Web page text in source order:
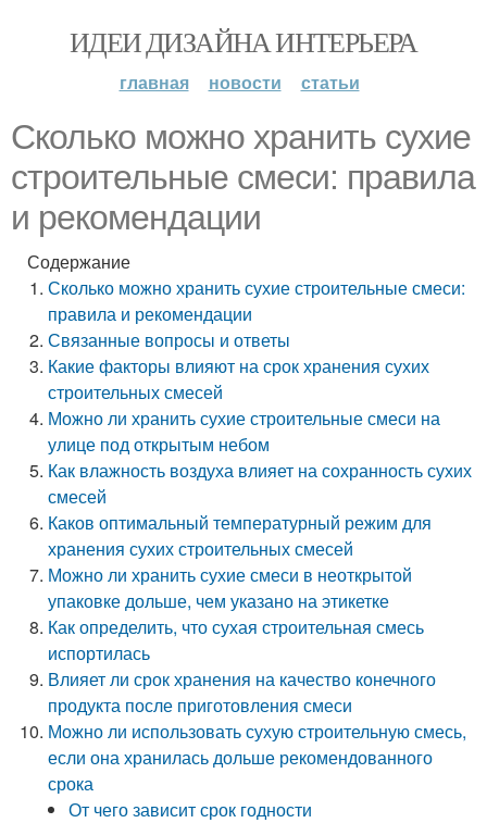
ИДЕИ ДИЗАЙНА ИНТЕРЬЕРА
главная новости статьи
Сколько можно хранить сухие
строительные смеси: правила
и рекомендации
Содержание
Сколько можно хранить сухие строительные смеси:
правила и рекомендации
Связанные вопросы и ответы
Какие факторы влияют на срок хранения сухих
строительных смесей
Можно ли хранить сухие строительные смеси на
улице под открытым небом
Как влажность воздуха влияет на сохранность сухих
смесей
Каков оптимальный температурный режим для
хранения сухих строительных смесей
Можно ли хранить сухие смеси в неоткрытой
упаковке дольше, чем указано на этикетке
Как определить, что сухая строительная смесь
испортилась
Влияет ли срок хранения на качество конечного
продукта после приготовления смеси
Можно ли использовать сухую строительную смесь,
если она хранилась дольше рекомендованного
срока
От чего зависит срок годности